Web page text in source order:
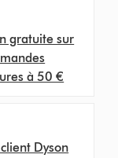
gratuite sur
à 50 €
Dyson